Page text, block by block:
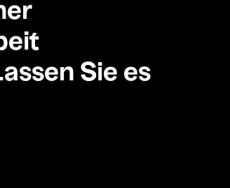
Sie es